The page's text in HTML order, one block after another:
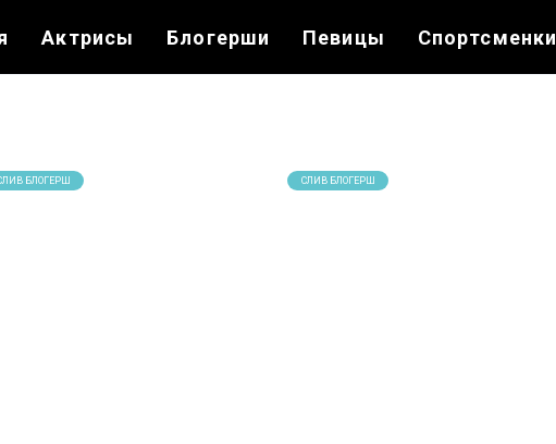
Актрисы Блогерши Певицы Спортсменки
БЛОГЕРШ СЛИВ БЛОГЕРШ